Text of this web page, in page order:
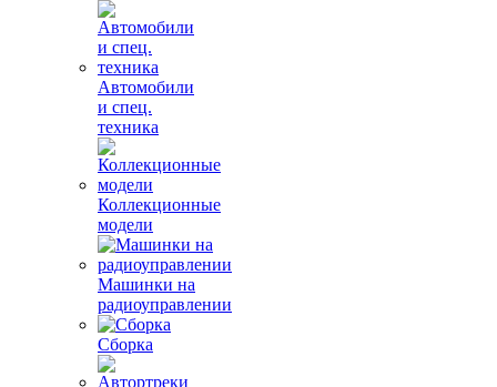
Автомобили
и спец.
техника
Коллекционные
модели
Машинки на
радиоуправлении
Сборка